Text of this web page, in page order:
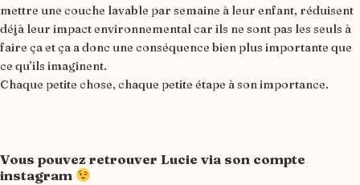
mettre une couche lavable par semaine à leur enfant, réduisent
déjà leur impact environnemental car ils ne sont pas les seuls à
faire ça et ça a donc une conséquence bien plus importante que
ce qu’ils imaginent.
Chaque petite chose, chaque petite étape à son importance.
Vous pouvez retrouver Lucie via son compte
instagram